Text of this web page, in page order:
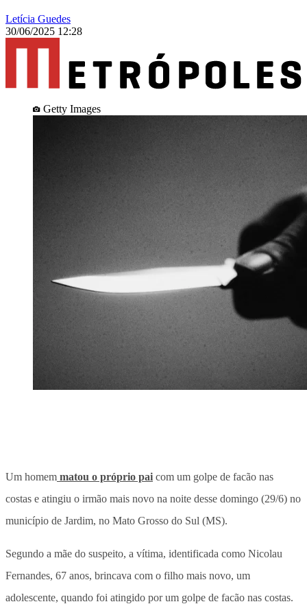
Letícia Guedes
30/06/2025 12:28
Getty Images
Um homem matou o próprio pai com um golpe de facão nas
costas e atingiu o irmão mais novo na noite desse domingo (29/6) no
município de Jardim, no Mato Grosso do Sul (MS).
Segundo a mãe do suspeito, a vítima, identificada como Nicolau
Fernandes, 67 anos, brincava com o filho mais novo, um
adolescente, quando foi atingido por um golpe de facão nas costas.